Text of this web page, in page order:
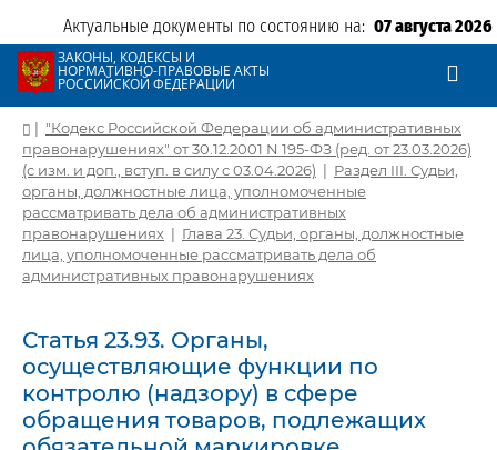
Актуальные документы по состоянию на: 07 августа 2026
ЗАКОНЫ, КОДЕКСЫ И
НОРМАТИВНО-ПРАВОВЫЕ АКТЫ
РОССИЙСКОЙ ФЕДЕРАЦИИ
| "Кодекс Российской Федерации об административных
правонарушениях" от 30.12.2001 N 195-ФЗ (ред. от 23.03.2026)
(с изм. и доп., вступ. в силу с 03.04.2026) | Раздел III. Судьи,
органы, должностные лица, уполномоченные
рассматривать дела об административных
правонарушениях | Глава 23. Судьи, органы, должностные
лица, уполномоченные рассматривать дела об
административных правонарушениях
Статья 23.93. Органы,
осуществляющие функции по
контролю (надзору) в сфере
обращения товаров, подлежащих